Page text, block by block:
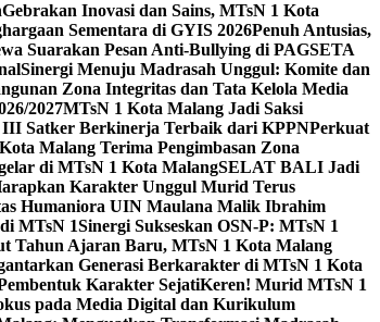
Gebrakan Inovasi dan Sains, MTsN 1 Kota
Sementara di GYIS 2026Penuh Antusias,
Suarakan Pesan Anti-Bullying di PAGSETA
Sinergi Menuju Madrasah Unggul: Komite dan
Zona Integritas dan Tata Kelola Media
2027MTsN 1 Kota Malang Jadi Saksi
III Satker Berkinerja Terbaik dari KPPNPerkuat
Malang Terima Pengimbasan Zona
di MTsN 1 Kota MalangSELAT BALI Jadi
Karakter Unggul Murid Terus
Humaniora UIN Maulana Malik Ibrahim
MTsN 1Sinergi Sukseskan OSN-P: MTsN 1
Tahun Ajaran Baru, MTsN 1 Kota Malang
Generasi Berkarakter di MTsN 1 Kota
Karakter SejatiKeren! Murid MTsN 1
pada Media Digital dan Kurikulum